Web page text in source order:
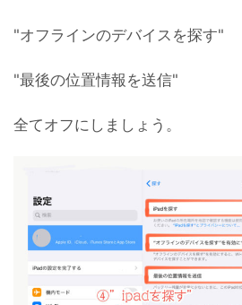
"オフラインのデバイスを探す"
"最後の位置情報を送信"
全てオフにしましょう。